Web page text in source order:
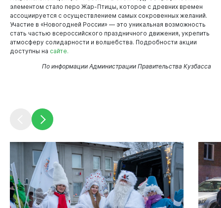
элементом стало перо Жар-Птицы, которое с древних времен
ассоциируется с осуществлением самых сокровенных желаний.
Участие в «Новогодней России» — это уникальная возможность
стать частью всероссийского праздничного движения, укрепить
атмосферу солидарности и волшебства. Подробности акции
доступны на сайте.
По информации Администрации Правительства Кузбасса